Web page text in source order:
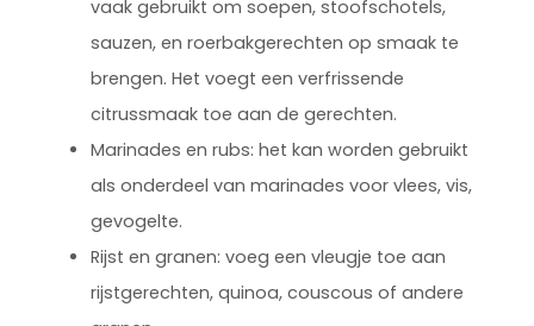
vaak gebruikt om soepen, stoofschotels,
sauzen, en roerbakgerechten op smaak te
brengen. Het voegt een verfrissende
citrussmaak toe aan de gerechten.
Marinades en rubs: het kan worden gebruikt
als onderdeel van marinades voor vlees, vis,
gevogelte.
Rijst en granen: voeg een vleugje toe aan
rijstgerechten, quinoa, couscous of andere